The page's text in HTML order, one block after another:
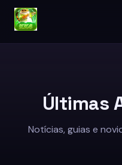
Jogos de sabong
Últimas
Notícias, guias e